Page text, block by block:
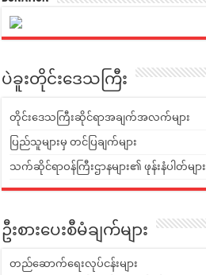
ပဲခူးတိုင်းဒေသကြီး
တိုင်းဒေသကြီးဆိုင်ရာအချက်အလက်များ
ပြည်သူများမှ တင်ပြချက်များ
သက်ဆိုင်ရာဝန်ကြီးဌာနများ၏ ဖုန်းနံပါတ်များ
ဦးစားပေးစီမံချက်များ
တည်ဆောက်ရေးလုပ်ငန်းများ